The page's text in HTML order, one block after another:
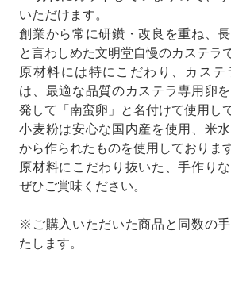
いただけます。
創業から常に研鑽・改良を重ね、
と言わしめた文明堂自慢のカステラ
原材料には特にこだわり、カステ
は、最適な品質のカステラ専用卵
発して「南蛮卵」と名付けて使用し
小麦粉は安心な国内産を使用、米
から作られたものを使用しておりま
原材料にこだわり抜いた、手作り
ぜひご賞味ください。
※ご購入いただいた商品と同数の
たします。